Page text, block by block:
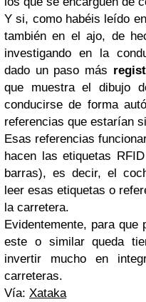
Y si, como habéis leído
también en el ajo, de
investigando en la
dado un paso más
que muestra el dibujo
conducirse de forma
referencias que estarían
Esas referencias
hacen las etiquetas
barras), es decir, el
leer esas etiquetas o
la carretera.
Evidentemente, para que
este o similar queda
invertir mucho en
carreteras.
Vía: Xataka